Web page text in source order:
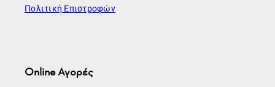
Πολιτική Επιστροφών
Online Αγορές